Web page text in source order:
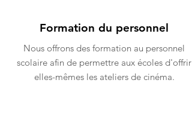
Formation du personnel
Nous offrons des formation au personnel
scolaire afin de permettre aux écoles d'offrir
elles-mêmes les ateliers de cinéma.